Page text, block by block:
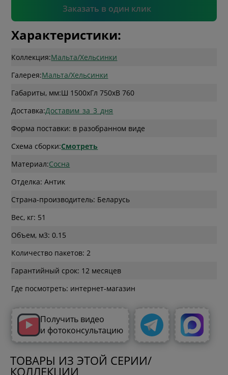
Заказать в один клик
Подтвердить
Характеристики:
Коллекция:Мальта/Хельсинки
Галерея:Мальта/Хельсинки
Габариты, мм:Ш 1500xГл 750xВ 760
Доставка:Доставим_за_3_дня
Форма поставки: в разобранном виде
Схема сборки:Смотреть
Материал:Сосна
Отделка: Антик
Страна-производитель: Беларусь
Вес, кг: 51
Объем, м3: 0.15
Количество пакетов: 2
Гарантийный срок: 12 месяцев
Где посмотреть: интернет-магазин
Получить видео
и фотоконсультацию
ТОВАРЫ ИЗ ЭТОЙ СЕРИИ/
КОЛЛЕКЦИИ